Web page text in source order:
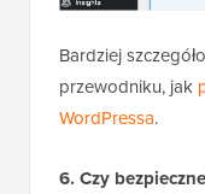
Bardziej
przewodniku, jak
WordPressa.
6. Czy